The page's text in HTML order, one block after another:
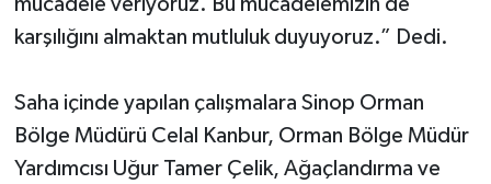
karşılığını almaktan mutluluk duyuyoruz.” Dedi.
Saha içinde yapılan çalışmalara Sinop Orman
Bölge Müdürü Celal Kanbur, Orman Bölge Müdür
Yardımcısı Uğur Tamer Çelik, Ağaçlandırma ve